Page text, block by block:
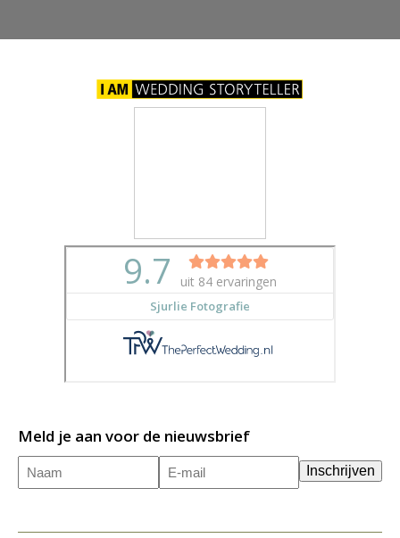
Meld je aan voor de nieuwsbrief
Naam
E-
mailadres(Vereist)
Inschrijven